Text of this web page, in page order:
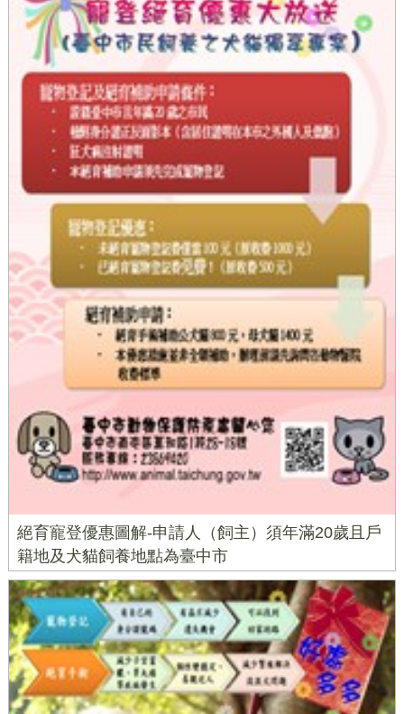
絕育寵登優惠圖解-申請人（飼主）須年滿20歲且戶
籍地及犬貓飼養地點為臺中市